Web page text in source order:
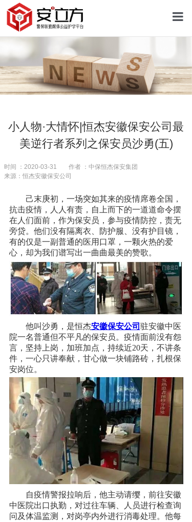
小人物·大情怀|恒杰安徽保安公司最
美逆行者系列之保安员沙勇(五)
时间 ：2020-03-31
作者 ：中保恒杰保安集团
来源：恒杰安徽保安公司
己末庚初，一场突如其来的疫情席卷全国，
抗击疫情，人人有责，自上而下的一道道命令摆
在人们面前，作为保安员，参与疫情防控，责无
旁贷。他们没有隔离衣、防护服、没有护目镜，
有的仅是一副普通的医用口罩，一颗火热的爱
心，却为我们谱写出一曲曲最美的赞歌。
他叫沙勇，是恒杰安徽保安公司 驻安徽中医
院一名普通但不平凡的保安员。疫情面前没有怨
言，坚持上岗，加班加点，持续近20天，不讲条
件，一心只讲奉献，甘心做一块铺路砖，扎根保
安岗位。
自疫情警报拉响后，他主动请缨，前往安徽
中医院出口执勤，对过往车辆、人员进行检查询
问及体温监测，对岗亭内外进行消毒处理。他每